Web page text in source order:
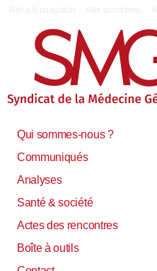
Qui sommes-nous ?
Communiqués
Analyses
Santé & société
Actes des rencontres
Boîte à outils